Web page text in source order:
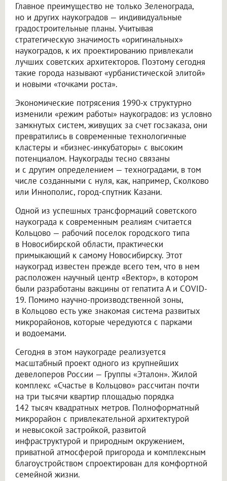
Главное преимущество не только Зеленограда,
но и других наукоградов — индивидуальные
градостроительные планы. Учитывая
стратегическую значимость «оригинальных»
наукоградов, к их проектированию привлекали
лучших советских архитекторов. Поэтому сегодня
такие города называют «урбанистической элитой»
и новыми «точками роста».
Экономические потрясения 1990-х структурно
изменили «режим работы» наукоградов: из условно
замкнутых систем, живущих за счет госзаказа, они
превратились в современные технологичные
кластеры и «бизнес-инкубаторы» с высоким
потенциалом. Наукограды тесно связаны
и с другим определением — техноградами, в том
числе созданными с нуля, как, например, Сколково
или Иннополис, город-спутник Казани.
Одной из успешных трансформаций советского
наукограда к современным реалиям считается
Кольцово — рабочий поселок городского типа
в Новосибирской области, практически
примыкающий к самому Новосибирску. Этот
наукоград известен прежде всего тем, что в нем
расположен научный центр «Вектор», в котором
были разработаны вакцины от гепатита А и COVID-
19. Помимо научно-производственной зоны,
в Кольцово есть уже знакомая система развитых
микрорайонов, которые чередуются с парками
и водоемами.
Сегодня в этом наукограде реализуется
масштабный проект одного из крупнейших
девелоперов России — Группы «Эталон». Жилой
комплекс «Счастье в Кольцово» рассчитан почти
на три тысячи квартир площадью порядка
142 тысяч квадратных метров. Полноформатный
микрорайон с привлекательной архитектурой
и невысокой застройкой, развитой
инфраструктурой и природным окружением,
приватной атмосферой пригорода и комплексным
благоустройством спроектирован для комфортной
семейной жизни.